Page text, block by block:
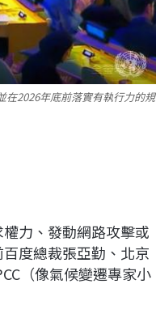
在2026年底前落實有執行力的規
力、發動網路攻擊或
度總裁張亞勤、北京
（像氣候變遷專家小